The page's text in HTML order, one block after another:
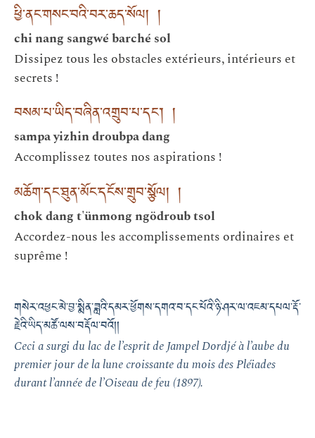
ཕྱི་ནང་གསང་བའི་བར་ཆད་སོལ། །
chi nang sangwé barché sol
Dissipez tous les obstacles extérieurs, intérieurs et
secrets !
བསམ་པ་ཡིད་བཞིན་འགྲུབ་པ་དང༌། །
sampa yizhin droubpa dang
Accomplissez toutes nos aspirations !
མཆོག་དང་ཐུན་མོང་དངོས་གྲུབ་སྩོལ། །
chok dang t'ünmong ngödroub tsol
Accordez-nous les accomplissements ordinaires et
suprême !
གསེར་འཕྱང་མེ་བྱ་སྨིན་ཟླའི་དམར་ཕྱོགས་དགའ་བ་དང་པོའི་ཉི་ཤར་ལ་འཇམ་དཔལ་རྡོ་
རྗེའི་ཡིད་མཚོ་ལས་བརྡོལ་བའོ། །
Ceci a surgi du lac de l’esprit de Jampel Dordjé à l’aube du
premier jour de la lune croissante du mois des Pléiades
durant l’année de l’Oiseau de feu (1897).